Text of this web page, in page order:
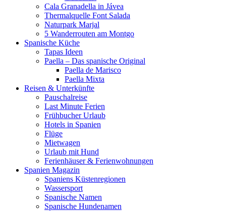
Cala Granadella in Jávea
Thermalquelle Font Salada
Naturpark Marjal
5 Wanderrouten am Montgo
Spanische Küche
Tapas Ideen
Paella – Das spanische Original
Paella de Marisco
Paella Mixta
Reisen & Unterkünfte
Pauschalreise
Last Minute Ferien
Frühbucher Urlaub
Hotels in Spanien
Flüge
Mietwagen
Urlaub mit Hund
Ferienhäuser & Ferienwohnungen
Spanien Magazin
Spaniens Küstenregionen
Wassersport
Spanische Namen
Spanische Hundenamen